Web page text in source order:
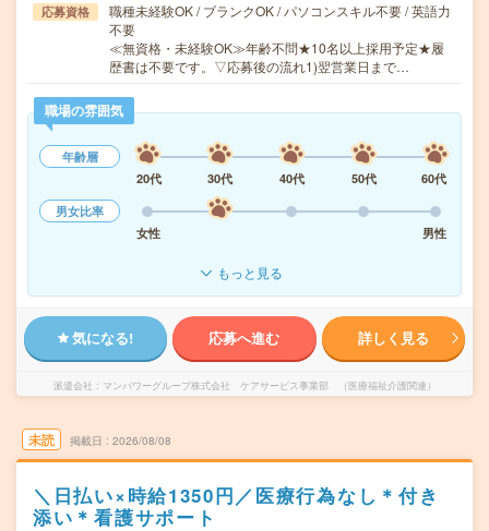
応募資格
職種未経験OK / ブランクOK / パソコンスキル不要 / 英語力
不要
≪無資格・未経験OK≫年齢不問★10名以上採用予定★履
歴書は不要です。▽応募後の流れ1)翌営業日まで…
職場の雰囲気
年齢層
20代
30代 40代 50代
60代
男女比率
女性
男性
もっと見る
気になる! 応募へ進む 詳しく見る
派遣会社 マンパワーグループ株式会社 ケアサービス事業部 （医療福祉介護関連）
未読 掲載日 2026/08/08
＼日払い×時給1350円／医療行為なし＊付き
添い＊看護サポート